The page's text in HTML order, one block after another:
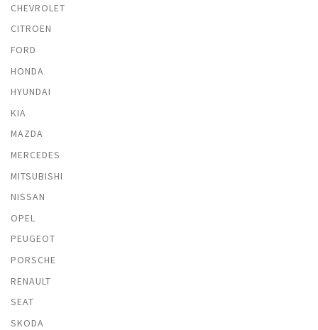
CHEVROLET
CITROEN
FORD
HONDA
HYUNDAI
KIA
MAZDA
MERCEDES
MITSUBISHI
NISSAN
OPEL
PEUGEOT
PORSCHE
RENAULT
SEAT
SKODA